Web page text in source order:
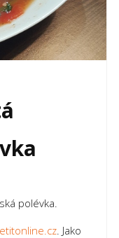
polévka.
. Jako